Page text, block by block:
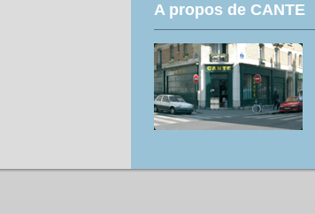
A propos de CANTE